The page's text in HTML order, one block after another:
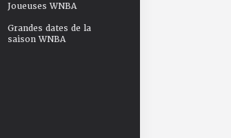
Joueuses WNBA
Grandes dates de la
saison WNBA